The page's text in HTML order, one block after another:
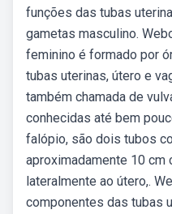
funções das tubas
gametas masculino.
feminino é formado por
tubas uterinas, útero e
também chamada de
conhecidas até bem
falópio, são dois tubos
aproximadamente 10 cm
lateralmente ao útero,.
componentes das tubas